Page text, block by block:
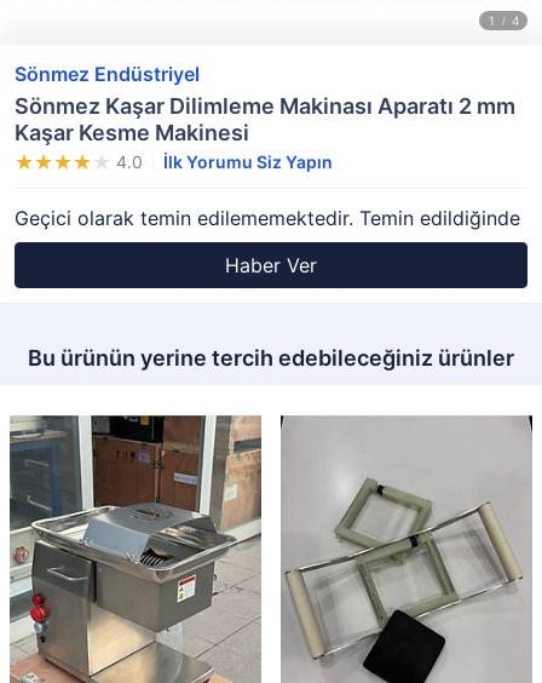
Sönmez Endüstriyel
Sönmez Kaşar Dilimleme Makinası Aparatı 2 mm
Kaşar Kesme Makinesi
4.0 İlk Yorumu Siz Yapın
Geçici olarak temin edilememektedir. Temin edildiğinde
Haber Ver
Bu ürünün yerine tercih edebileceğiniz ürünler